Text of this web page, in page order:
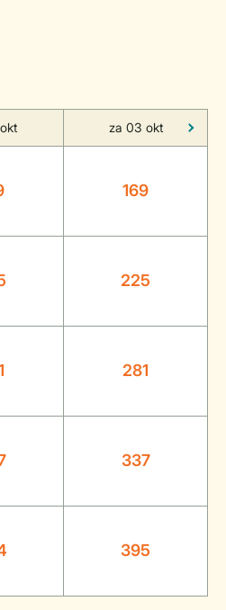
za 03 okt
169
225
281
337
395